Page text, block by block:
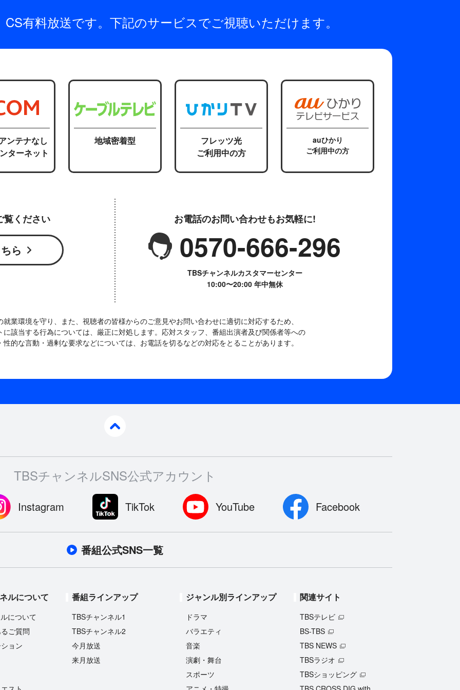
有料放送です。下記のサービスでご視聴いただけます。
ンテナなし
ターネット
地域密着型
フレッツ光
ご利用中の方
auひかり
ご利用中の方
覧ください
ら
お電話のお問い合わせもお気軽に!
0570-666-296
TBSチャンネルカスタマーセンター
10:00〜20:00 年中無休
業環境を守り、また、視聴者の皆様からのご意見やお問い合わせに適切に対応するため、
に該当する行為については、厳正に対処します。応対スタッフ、番組出演者及び関係者等への
的な言動・過剰な要求などについては、お電話を切るなどの対応をとることがあります。
TBSチャンネルSNS公式アカウント
Instagram TikTok YouTube Facebook
番組公式SNS一覧
ルについて
について
ご質問
ョン
番組ラインアップ
TBSチャンネル1
TBSチャンネル2
今月放送
来月放送
ジャンル別ラインアップ
ドラマ
バラエティ
音楽
演劇・舞台
スポーツ
関連サイト
TBSテレビ
BS-TBS
TBS NEWS
TBSラジオ
TBSショッピング